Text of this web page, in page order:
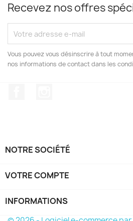
Recevez nos offres
Vous pouvez vous désinscrire à tout
nos informations de contact dans les
NOTRE SOCIÉTÉ
VOTRE COMPTE
INFORMATIONS